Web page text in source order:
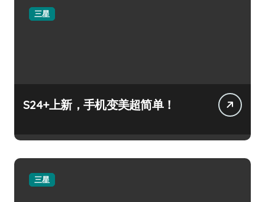
三星
S24+上新，手机变美超简单！
三星